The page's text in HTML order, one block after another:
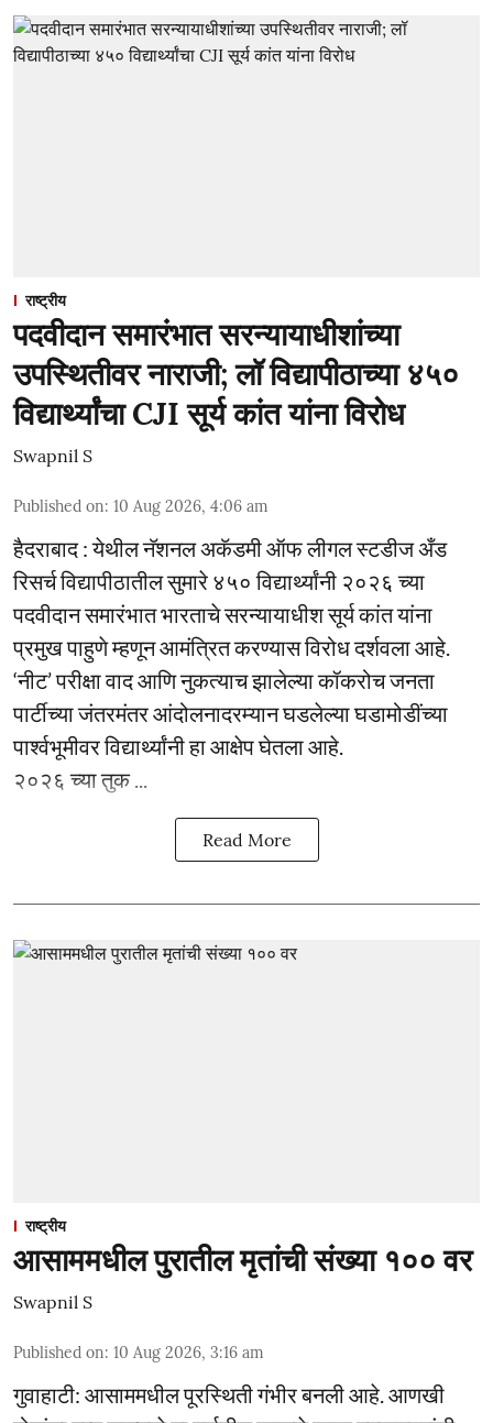
राष्ट्रीय
पदवीदान समारंभात सरन्यायाधीशांच्या
उपस्थितीवर नाराजी; लॉ विद्यापीठाच्या ४५०
विद्यार्थ्यांचा CJI सूर्य कांत यांना विरोध
Swapnil S
Published on: 10 Aug 2026, 4:06 am
हैदराबाद : येथील नॅशनल अकॅडमी ऑफ लीगल स्टडीज अँड
रिसर्च विद्यापीठातील सुमारे ४५० विद्यार्थ्यांनी २०२६ च्या
पदवीदान समारंभात भारताचे सरन्यायाधीश सूर्य कांत यांना
प्रमुख पाहुणे म्हणून आमंत्रित करण्यास विरोध दर्शवला आहे.
‘नीट’ परीक्षा वाद आणि नुकत्याच झालेल्या कॉकरोच जनता
पार्टीच्या जंतरमंतर आंदोलनादरम्यान घडलेल्या घडामोडींच्या
पार्श्वभूमीवर विद्यार्थ्यांनी हा आक्षेप घेतला आहे.
२०२६ च्या तुक ...
Read More
राष्ट्रीय
आसाममधील पुरातील मृतांची संख्या १०० वर
Swapnil S
Published on: 10 Aug 2026, 3:16 am
गुवाहाटी: आसाममधील पूरस्थिती गंभीर बनली आहे. आणखी